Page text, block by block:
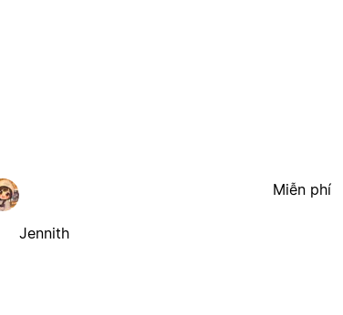
Jennith
Miễn phí